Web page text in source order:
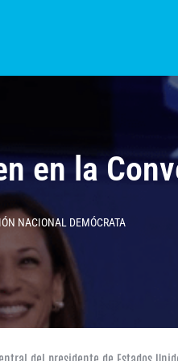
BOGOTÁ
en la
NACIONAL DEMÓCRATA